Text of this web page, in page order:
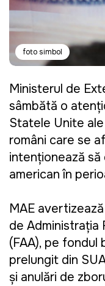
foto simbol
Ministerul de
sâmbătă o
Statele Unite
români care se
intenționează
american în
MAE
de Administrația
(FAA), pe fondul
prelungit din
și anulări de